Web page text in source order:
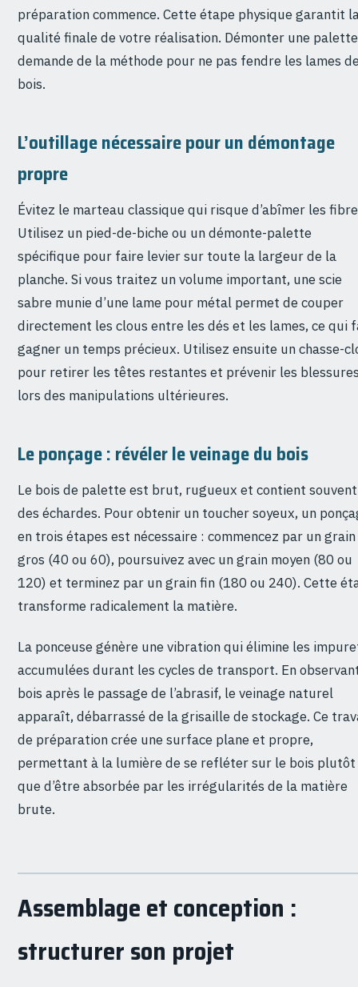
préparation commence. Cette étape physique garantit
qualité finale de votre réalisation. Démonter une palette
demande de la méthode pour ne pas fendre les lames
bois.
L’outillage nécessaire pour un démontage
propre
Évitez le marteau classique qui risque d’abîmer les
Utilisez un pied-de-biche ou un démonte-palette
spécifique pour faire levier sur toute la largeur de la
planche. Si vous traitez un volume important, une scie
sabre munie d’une lame pour métal permet de couper
directement les clous entre les dés et les lames, ce qui
gagner un temps précieux. Utilisez ensuite un chasse-
pour retirer les têtes restantes et prévenir les
lors des manipulations ultérieures.
Le ponçage : révéler le veinage du bois
Le bois de palette est brut, rugueux et contient souvent
des échardes. Pour obtenir un toucher soyeux, un
en trois étapes est nécessaire : commencez par un grain
gros (40 ou 60), poursuivez avec un grain moyen (80 ou
120) et terminez par un grain fin (180 ou 240). Cette
transforme radicalement la matière.
La ponceuse génère une vibration qui élimine les
accumulées durant les cycles de transport. En
bois après le passage de l’abrasif, le veinage naturel
apparaît, débarrassé de la grisaille de stockage. Ce
de préparation crée une surface plane et propre,
permettant à la lumière de se refléter sur le bois plutôt
que d’être absorbée par les irrégularités de la matière
brute.
Assemblage et conception :
structurer son projet